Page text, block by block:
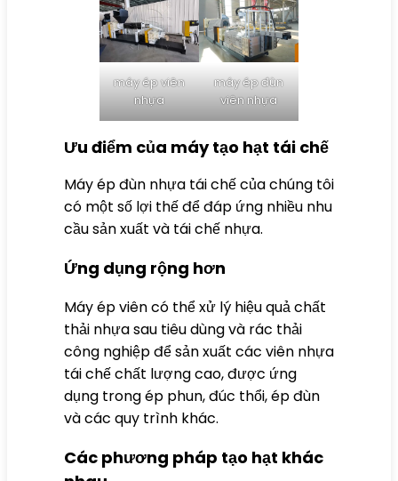
máy ép viên
nhựa
máy ép đùn
viên nhựa
Ưu điểm của máy tạo hạt tái chế
Máy ép đùn nhựa tái chế của chúng tôi
có một số lợi thế để đáp ứng nhiều nhu
cầu sản xuất và tái chế nhựa.
Ứng dụng rộng hơn
Máy ép viên có thể xử lý hiệu quả chất
thải nhựa sau tiêu dùng và rác thải
công nghiệp để sản xuất các viên nhựa
tái chế chất lượng cao, được ứng
dụng trong ép phun, đúc thổi, ép đùn
và các quy trình khác.
Các phương pháp tạo hạt khác